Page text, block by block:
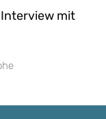
Interview mit